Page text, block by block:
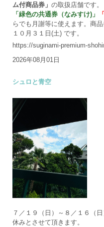
ム付商品券」 の取扱店舗です。
「緑色の共通券（なみすけ)」
らでも月謝等に使えます。商
１０月３１日(土) です。
https://suginami-premium-
2026年08月01日
シュロと青空
７／１９（日）～８／１６（
休みとさせて頂きます。